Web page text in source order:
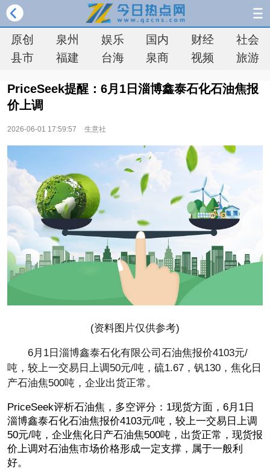
原创 泉州 娱乐 国内 财经
社会
县市
福建 台海 泉商 视频 旅游
PriceSeek提醒：6月1日淄博鑫泰石化石油焦报
价上调
2026-06-01 17:59:57 生意社
(资料图片仅供参考)
6月1日淄博鑫泰石化有限公司石油焦报价4103元/
吨，较上一交易日上调50元/吨，硫1.67，钒130，焦化日
产石油焦500吨，企业出货正常。
PriceSeek评析石油焦，多空评分：1现货方面，6月1日
淄博鑫泰石化石油焦报价4103元/吨，较上一交易日上调
50元/吨，企业焦化日产石油焦500吨，出货正常，现货报
价上调对石油焦市场价格形成一定支撑，属于一般利
好。